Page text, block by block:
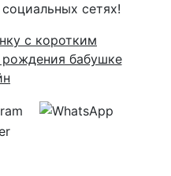
сетях!